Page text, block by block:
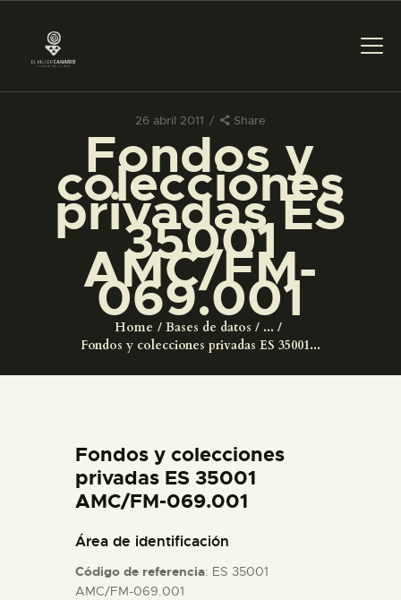
26 abril 2011 Share
Fondos y
colecciones
privadas ES
35001
AMC/FM-
069.001
Home Bases de datos
...
Fondos y colecciones privadas ES 35001...
PREPARAR LA VISITA
ACTIVIDADES
█
EL MUSEO
ESPAÑOL
ACTIVIDADES
Fondos y colecciones
privadas ES 35001
AMC/FM-069.001
Área de identificación
Código de referencia: ES 35001
AMC/FM-069.001